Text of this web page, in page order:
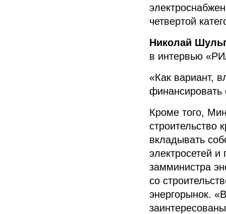
четвертой
Николай
в интервью
«Как вариант,
финансировать
Кроме того,
вкладывать
электросетей
замминистра
со
энергорынок.